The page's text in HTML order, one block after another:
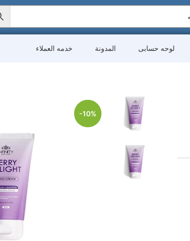
لوحه حسابى المدونة خدمه العملاء
-10%